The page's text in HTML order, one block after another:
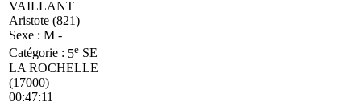
VAILLANT
Aristote (821)
Sexe : M -
Catégorie : 5e SE
LA ROCHELLE
(17000)
00:47:11